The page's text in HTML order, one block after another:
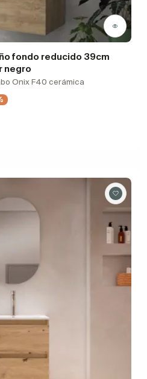
fondo reducido 39cm
negro
Onix F40 cerámica